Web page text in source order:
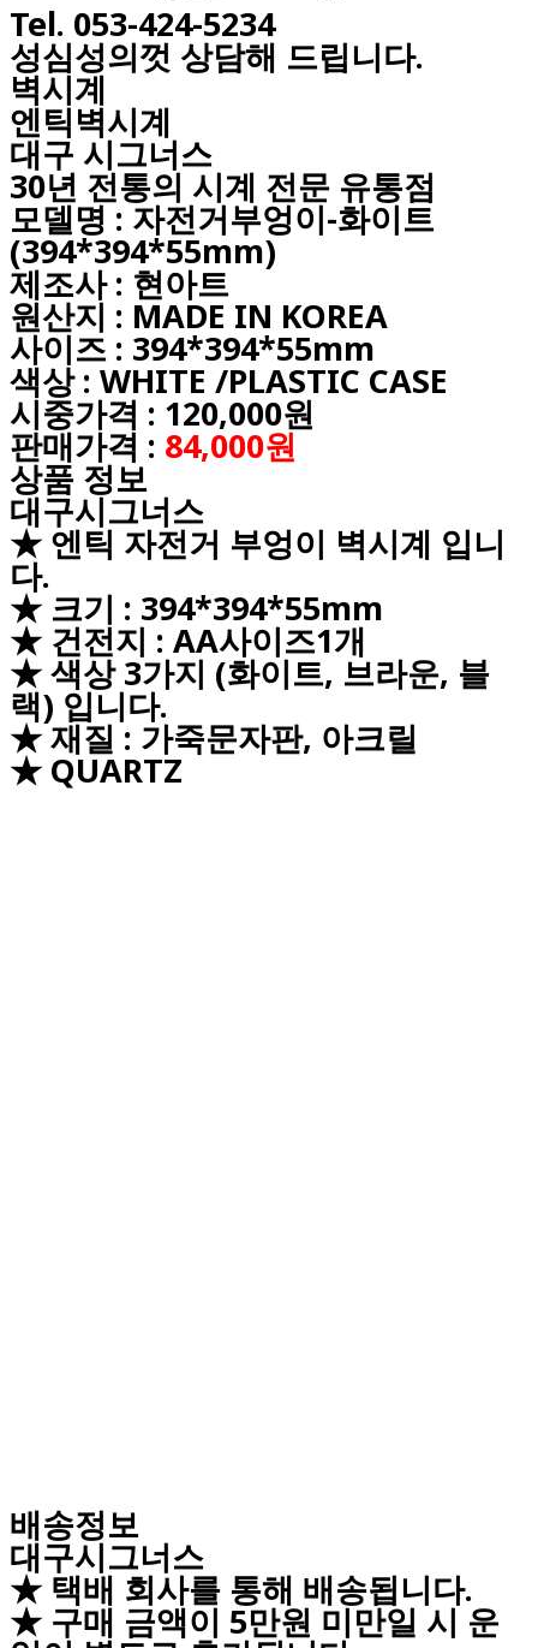
Tel. 053-424-5234
성심성의껏 상담해 드립니다.
벽시계
엔틱벽시계
대구 시그너스
30년 전통의 시계 전문 유통점
모델명 : 자전거부엉이-화이트
(394*394*55mm)
제조사 : 현아트
원산지 : MADE IN KOREA
사이즈 : 394*394*55mm
색상 : WHITE /PLASTIC CASE
시중가격 : 120,000원
판매가격 : 84,000원
상품 정보
대구시그너스
★ 엔틱 자전거 부엉이 벽시계 입니
다.
★ 크기 : 394*394*55mm
★ 건전지 : AA사이즈1개
★ 색상 3가지 (화이트, 브라운, 블
랙) 입니다.
★ 재질 : 가죽문자판, 아크릴
★QUARTZ
배송정보
대구시그너스
★ 택배 회사를 통해 배송됩니다.
★ 구매 금액이 5만원 미만일 시 운